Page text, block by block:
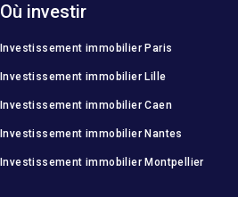
Où investir
Investissement immobilier Paris
Investissement immobilier Lille
Investissement immobilier Caen
Investissement immobilier Nantes
Investissement immobilier Montpellier